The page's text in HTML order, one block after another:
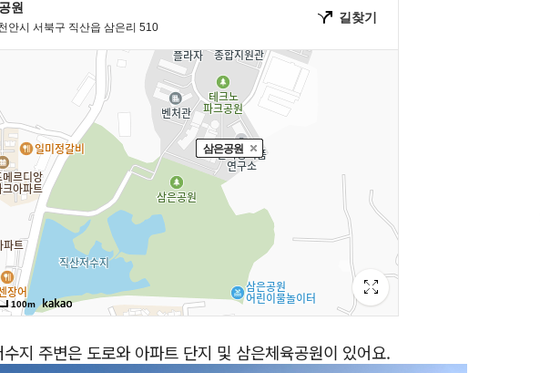
지 주변은 도로와 아파트 단지 및 삼은체육공원이 있어요.